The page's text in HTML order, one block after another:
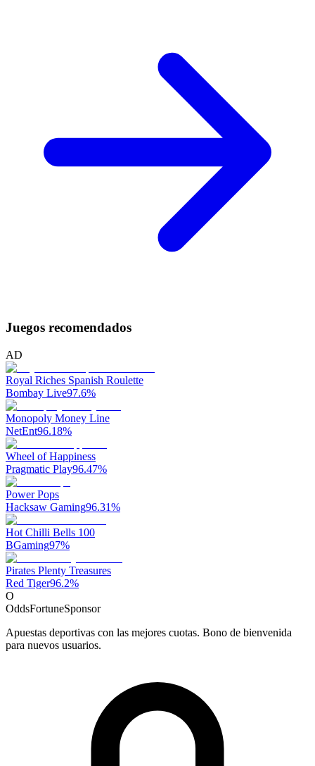
Juegos recomendados
AD
Royal Riches Spanish Roulette
Bombay Live97.6%
Monopoly Money Line
NetEnt96.18%
Wheel of Happiness
Pragmatic Play96.47%
Power Pops
Hacksaw Gaming96.31%
Hot Chilli Bells 100
BGaming97%
Pirates Plenty Treasures
Red Tiger96.2%
O
OddsFortuneSponsor
Apuestas deportivas con las mejores cuotas. Bono de bienvenida
para nuevos usuarios.